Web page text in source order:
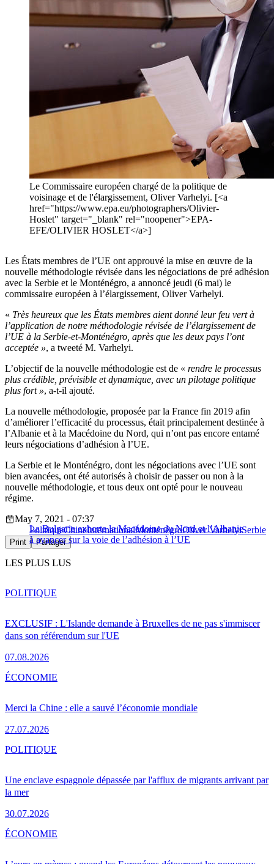
Le Commissaire européen chargé de la politique de
voisinage et de l'élargissement, Oliver Varhelyi. [<a
href="https://www.epa.eu/photographers/Olivier-
Hoslet" target="_blank" rel="noopener">EPA-
EFE/OLIVIER HOSLET</a>]
Les États membres de l’UE ont approuvé la mise en œuvre de la
nouvelle méthodologie révisée dans les négociations de pré adhésion
avec la Serbie et le Monténégro, a annoncé jeudi (6 mai) le
commissaire européen à l’élargissement, Oliver Varhelyi.
« Très heureux que les États membres aient donné leur feu vert à
l’application de notre méthodologie révisée de l’élargissement de
l’UE à la Serbie-et-Monténégro, après que les deux pays l’ont
acceptée », a tweeté M. Varhelyi.
L’objectif de la nouvelle méthodologie est de « rendre le processus
plus crédible, prévisible et dynamique, avec un pilotage politique
plus fort », a-t-il ajouté.
La nouvelle méthodologie, proposée par la France fin 2019 afin
d’améliorer l’efficacité du processus, était principalement destinée à
l’Albanie et à la Macédoine du Nord, qui n’ont pas encore entamé
leurs négociations d’adhésion à l’UE.
La Serbie et le Monténégro, dont les négociations avec l’UE sont
bien avancées, ont été autorisés à choisir de passer ou non à la
nouvelle méthodologie, et tous deux ont opté pour le nouveau
régime.
La Bulgarie exhorte la Macédoine du Nord et l’Albanie
à avancer sur la voie de l’adhésion à l’UE
May 7, 2021 - 07:37
PolitiqueChineInternationalMonténégroOliver VarhelyiSerbie
Print Partager
LES PLUS LUS
EXCLUSIF : L'Islande demande à Bruxelles de ne pas s'immiscer
dans son référendum sur l'UE
07.08.2026
POLITIQUE
Merci la Chine : elle a sauvé l’économie mondiale
27.07.2026
ÉCONOMIE
Une enclave espagnole dépassée par l'afflux de migrants arrivant par
la mer
30.07.2026
POLITIQUE
ÉCONOMIE